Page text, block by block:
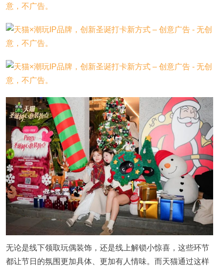
无论是线下领取玩偶装饰，还是线上解锁小惊喜，这些环节
都让节日的氛围更加具体、更加有人情味。而天猫通过这样